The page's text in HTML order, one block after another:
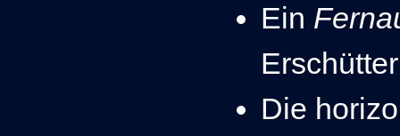
Ein
Die